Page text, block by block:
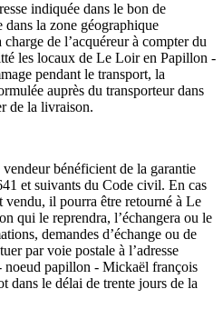
indiquée dans le bon de
dans la zone géographique
de l’acquéreur à compter du
les locaux de Le Loir en Papillon -
pendant le transport, la
auprès du transporteur dans
de la livraison.
bénéficient de la garantie
et suivants du Code civil. En cas
il pourra être retourné à Le
qui le reprendra, l’échangera ou le
demandes d’échange ou de
par voie postale à l’adresse
papillon - Mickaël françois
dans le délai de trente jours de la